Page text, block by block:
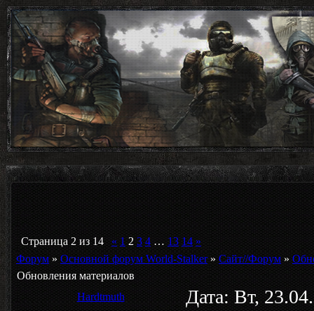
Страница 2 из 14 « 1 2 3 4 … 13 14 »
Форум » Основной форум World-Stalker » Сайт//Форум »
Обновления материалов
Hardtmuth
Дата: Вт,